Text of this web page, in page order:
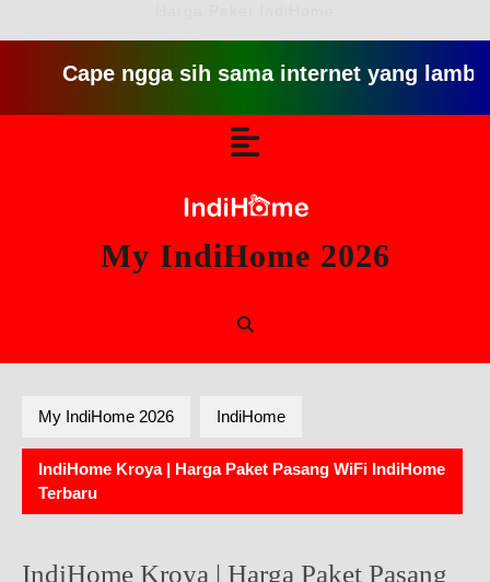
Cape ngga sih sama internet yang lambat
My IndiHome 2026
My IndiHome 2026 IndiHome
IndiHome Kroya | Harga Paket Pasang WiFi IndiHome
Terbaru
IndiHome Kroya | Harga Paket Pasang